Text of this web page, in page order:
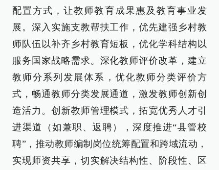
配置方式，让教师教育成果惠及教育事业发
展。深入实施支教帮扶工作，优先建强乡村教
师队伍以补齐乡村教育短板，优化学科结构以
服务国家战略需求。深化教师评价改革，建立
教师分系列发展体系，优化教师分类评价方
式，畅通教师分类发展通道，激发教师创新创
造活力。创新教师管理模式，拓宽优秀人才引
进渠道（如兼职、返聘），深度推进“县管校
聘”，推动教师编制岗位统筹配置和跨域流动，
实现师资共享，切实解决结构性、阶段性、区